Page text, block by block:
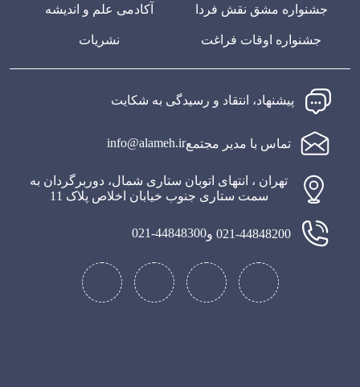
جشنواره مشق نقش فردا
جشنواره اوقات فراغت
آکادمی علم و اندیشه
نشریات
پیشنهاد، انتقاد و رسیدگی به شکایت
تماس با مدیر مجتمعinfo@alameh.ir
تهران ، انتهای اتوبان ستاری شمال، دوربرگردان به
سمت ستاری جنوب خیابان اخلاص پلاک 11
021-44848200 و 021-44848300